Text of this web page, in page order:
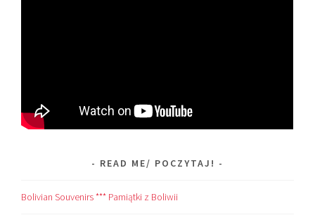
READ ME/ POCZYTAJ!
Bolivian Souvenirs *** Pamiątki z Boliwii